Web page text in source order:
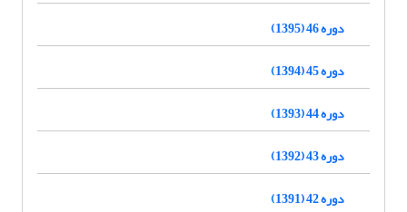
دوره 46 (1395)
دوره 45 (1394)
دوره 44 (1393)
دوره 43 (1392)
دوره 42 (1391)